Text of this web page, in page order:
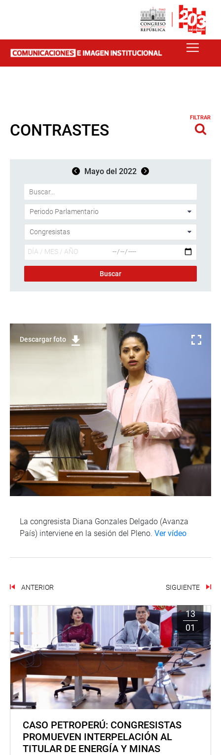
CONTRASTES
FILTRAR
Mayo del 2022
Descargar foto
La congresista Diana Gonzales Delgado (Avanza
País) interviene en la sesión del Pleno. Ver vídeo
ANTERIOR SIGUIENTE
13
01
CASO PETROPERÚ: CONGRESISTAS
PROMUEVEN INTERPELACIÓN AL
TITULAR DE ENERGÍA Y MINAS